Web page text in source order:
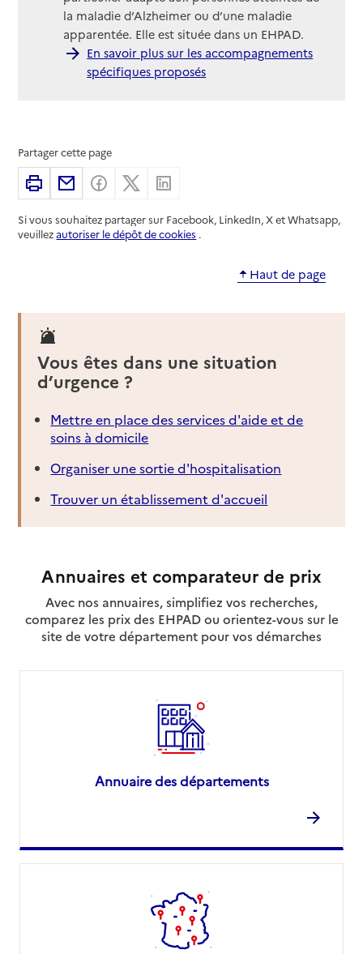
la maladie d’Alzheimer ou d’une maladie
apparentée. Elle est située dans un EHPAD.
En savoir plus sur les accompagnements
spécifiques proposés
Partager cette page
ImprimerPartager par email
Partager sur Facebook
Partager sur X
Si vous souhaitez partager sur Facebook, LinkedIn, X et Whatsapp,
veuillezautoriser le dépôt de cookies .
Haut de page
Vous êtes dans une situation
d’urgence ?
Mettre en place des services d'aide et de
soins à domicile
Organiser une sortie d'hospitalisation
Trouver un établissement d'accueil
Annuaires et comparateur de prix
Avec nos annuaires, simplifiez vos recherches,
comparez les prix des EHPAD ou orientez-vous sur le
site de votre département pour vos démarches
Annuaire des départements